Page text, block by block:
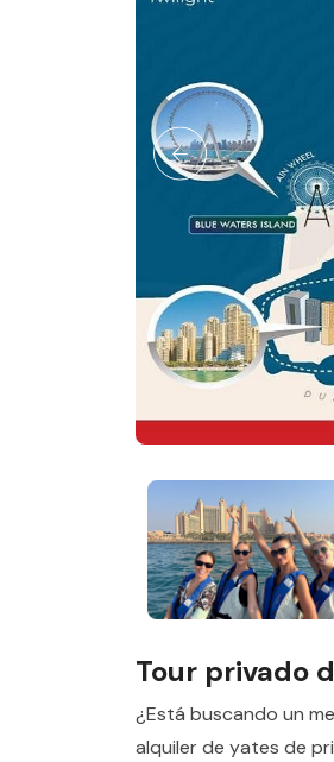
Tour privado
¿Está buscando un
alquiler de yates de